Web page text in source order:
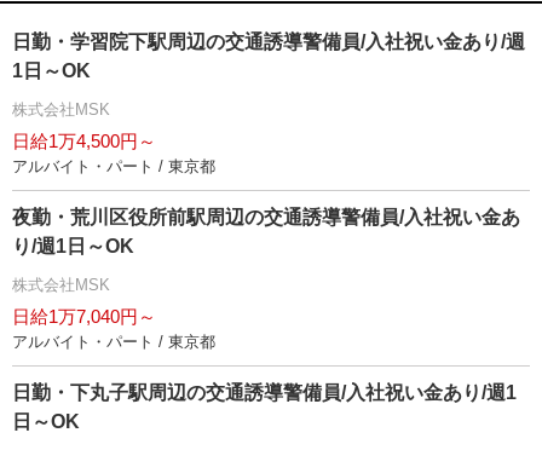
日勤・学習院下駅周辺の交通誘導警備員/入社祝い金あり/週
1日～OK
株式会社MSK
日給1万4,500円～
アルバイト・パート / 東京都
夜勤・荒川区役所前駅周辺の交通誘導警備員/入社祝い金あ
り/週1日～OK
株式会社MSK
日給1万7,040円～
アルバイト・パート / 東京都
日勤・下丸子駅周辺の交通誘導警備員/入社祝い金あり/週1
日～OK